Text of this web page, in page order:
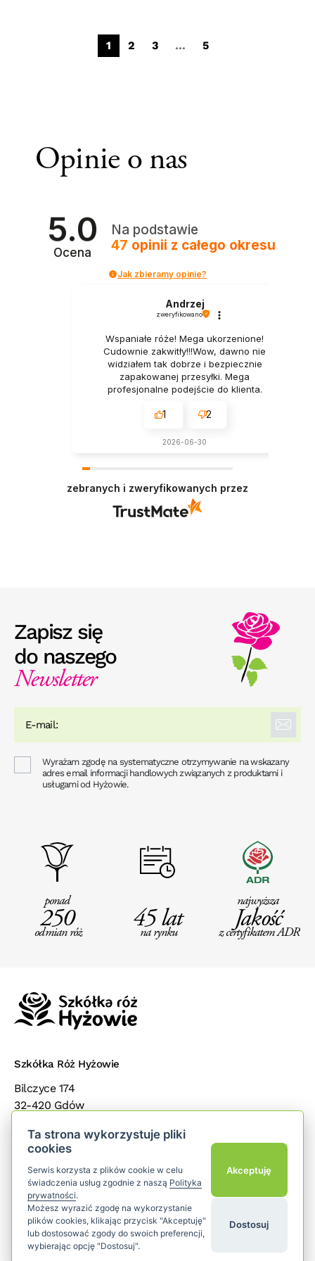
1 2 3 … 5
Opinie o nas
5.0
Ocena
Na podstawie
47 opinii z całego okresu
Jak zbieramy opinie?
Andrzej
zweryfikowano
Wspaniałe róże! Mega ukorzenione!
Cudownie zakwitły!!!Wow, dawno nie
widziałem tak dobrze i bezpiecznie
zapakowanej przesyłki. Mega
profesjonalne podejście do klienta.
1 2
2026-06-30
zebranych i zweryfikowanych przez
Zapisz się
do naszego
Newsletter
Wyrażam zgodę na systematyczne otrzymywanie na wskazany
adres email informacji handlowych związanych z produktami i
usługami od Hyżowie.
ponad
250
odmian róż
45 lat
na rynku
najwyższa
Jakość
z certyfikatem ADR
Szkółka Róż Hyżowie
Bilczyce 174
32-420 Gdów
Popularne kategorie
Dla klientów
add
Śledź nas
Ta strona wykorzystuje pliki
cookies
Serwis korzysta z plików cookie w celu
świadczenia usług zgodnie z naszą Polityka
prywatności.
Możesz wyrazić zgodę na wykorzystanie
plików cookies, klikając przycisk "Akceptuję"
lub dostosować zgody do swoich preferencji,
wybierając opcję "Dostosuj".
Akceptuję
Dostosuj